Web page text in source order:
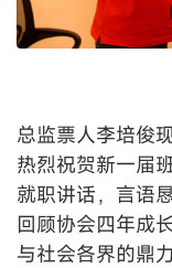
总监票人李培俊
热烈祝贺新一届
就职讲话，言语
回顾协会四年成
与社会各界的鼎